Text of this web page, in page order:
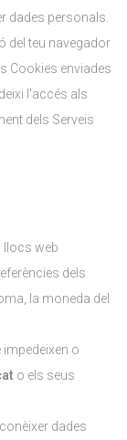
dades personals.
del teu navegador
Cookies enviades
l'accés als
dels Serveis
llocs web
dels
la moneda del
impedeixen o
o els seus
dades